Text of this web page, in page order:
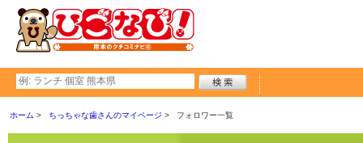
ホーム ちっちゃな歯さんのマイページ フォロワー一覧